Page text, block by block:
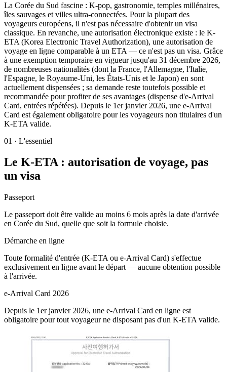
La Corée du Sud fascine : K-pop, gastronomie, temples millénaires,
îles sauvages et villes ultra-connectées. Pour la plupart des
voyageurs européens, il n'est pas nécessaire d'obtenir un visa
classique. En revanche, une autorisation électronique existe : le K-
ETA (Korea Electronic Travel Authorization), une autorisation de
voyage en ligne comparable à un ETA — ce n'est pas un visa. Grâce
à une exemption temporaire en vigueur jusqu'au 31 décembre 2026,
de nombreuses nationalités (dont la France, l'Allemagne, l'Italie,
l'Espagne, le Royaume-Uni, les États-Unis et le Japon) en sont
actuellement dispensées ; sa demande reste toutefois possible et
recommandée pour profiter de ses avantages (dispense d'e-Arrival
Card, entrées répétées). Depuis le 1er janvier 2026, une e-Arrival
Card est également obligatoire pour les voyageurs non titulaires d'un
K-ETA valide.
01 · L'essentiel
Le K-ETA : autorisation de voyage, pas
un visa
Passeport
Le passeport doit être valide au moins 6 mois après la date d'arrivée
en Corée du Sud, quelle que soit la formule choisie.
Démarche en ligne
Toute formalité d'entrée (K-ETA ou e-Arrival Card) s'effectue
exclusivement en ligne avant le départ — aucune obtention possible
à l'arrivée.
e-Arrival Card 2026
Depuis le 1er janvier 2026, une e-Arrival Card en ligne est
obligatoire pour tout voyageur ne disposant pas d'un K-ETA valide.